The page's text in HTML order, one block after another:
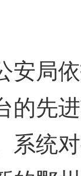
局依
的先
系统